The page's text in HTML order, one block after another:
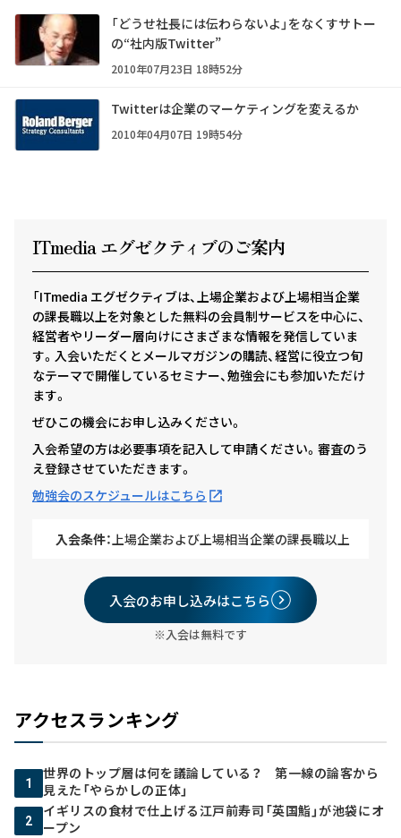
「どうせ社長には伝わらないよ」をなくすサトー
の“社内版Twitter”
2010年07月23日 18時52分
Twitterは企業のマーケティングを変えるか
2010年04月07日 19時54分
ITmedia エグゼクティ ブのご案内
「ITmedia エグゼクティブは、上場企業および上場相当企業
の課長職以上を対象とした無料の会員制サービスを中心に、
経営者やリーダー層向けにさまざまな情報を発信していま
す。入会いただくとメールマガジンの購読、経営に役立つ旬
なテーマで開催しているセミナー、勉強会にも参加いただけ
ます。
ぜひこの機会にお申し込みください。
入会希望の方は必要事項を記入して申請ください。審査のう
え登録させていただきます。
勉強会のスケジュールはこちら
入会条件：上場企業および上場相当企業の課長職以上
入会のお申し込みはこちら
※入会は無料です
アクセスランキング
1
世界のトップ層は何を議論している？ 第一線の論客から
見えた「やらかしの正体」
2
イギリスの食材で仕上げる江戸前寿司「英国鮨」が池袋にオ
ープン